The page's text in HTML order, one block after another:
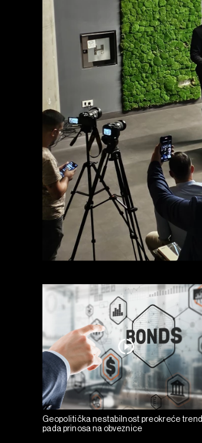
Geopolitička nestabilnost preokreće trend
pada prinosa na obveznice